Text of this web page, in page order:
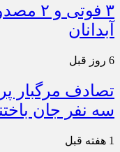
۳
آبدانان
6 روز قبل
تصادف مرگبار
سه نفر جان
1 هفته قبل